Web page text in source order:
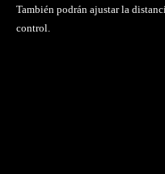
También podrán ajustar la
control.